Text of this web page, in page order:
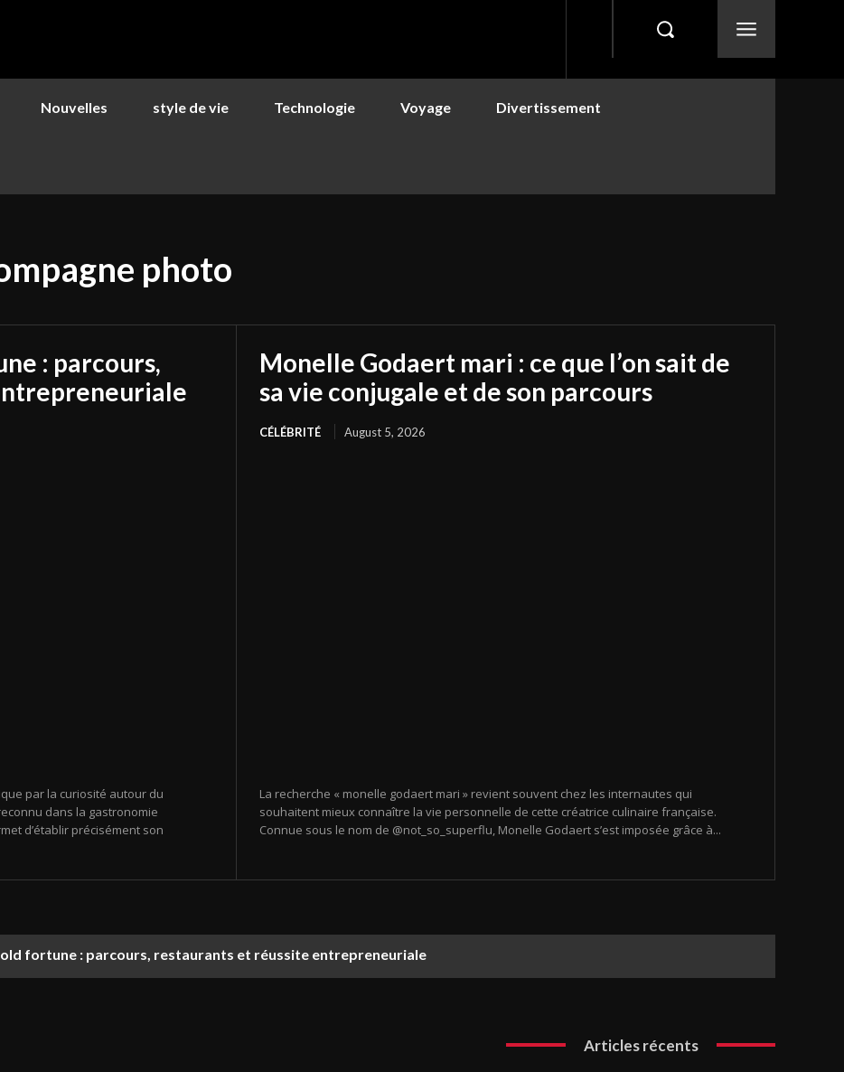
Nouvelles style de vie Technologie Voyage Divertissement
photo
: parcours,
par la curiosité autour du
dans la gastronomie
d’établir précisément son
Monelle Godaert mari : ce que l’on sait de
sa vie conjugale et de son parcours
CÉLÉBRITÉ August 5, 2026
La recherche « monelle godaert mari » revient souvent chez les internautes qui
souhaitent mieux connaître la vie personnelle de cette créatrice culinaire française.
Connue sous le nom de @not_so_superflu, Monelle Godaert s’est imposée grâce à...
fortune : parcours, restaurants et réussite entrepreneuriale
Articles récents